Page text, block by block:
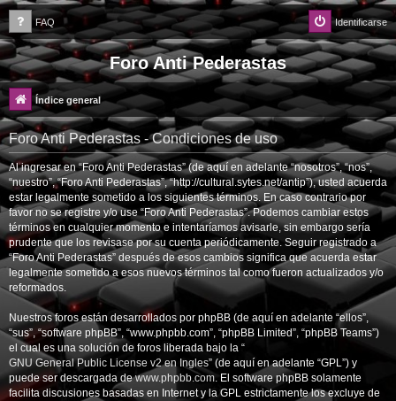
FAQ Identificarse
Foro Anti Pederastas
Índice general
Foro Anti Pederastas - Condiciones de uso
Al ingresar en “Foro Anti Pederastas” (de aquí en adelante “nosotros”, “nos”,
“nuestro”, “Foro Anti Pederastas”, “http://cultural.sytes.net/antip”), usted acuerda
estar legalmente sometido a los siguientes términos. En caso contrario por
favor no se registre y/o use “Foro Anti Pederastas”. Podemos cambiar estos
términos en cualquier momento e intentaríamos avisarle, sin embargo sería
prudente que los revisase por su cuenta periódicamente. Seguir registrado a
“Foro Anti Pederastas” después de esos cambios significa que acuerda estar
legalmente sometido a esos nuevos términos tal como fueron actualizados y/o
reformados.
Nuestros foros están desarrollados por phpBB (de aquí en adelante “ellos”,
“sus”, “software phpBB”, “www.phpbb.com”, “phpBB Limited”, “phpBB Teams”)
el cual es una solución de foros liberada bajo la “
GNU General Public License v2 en Ingles” (de aquí en adelante “GPL”) y
puede ser descargada dewww.phpbb.com. El software phpBB solamente
facilita discusiones basadas en Internet y la GPL estrictamente los excluye de